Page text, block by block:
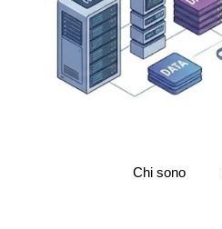
Chi sono